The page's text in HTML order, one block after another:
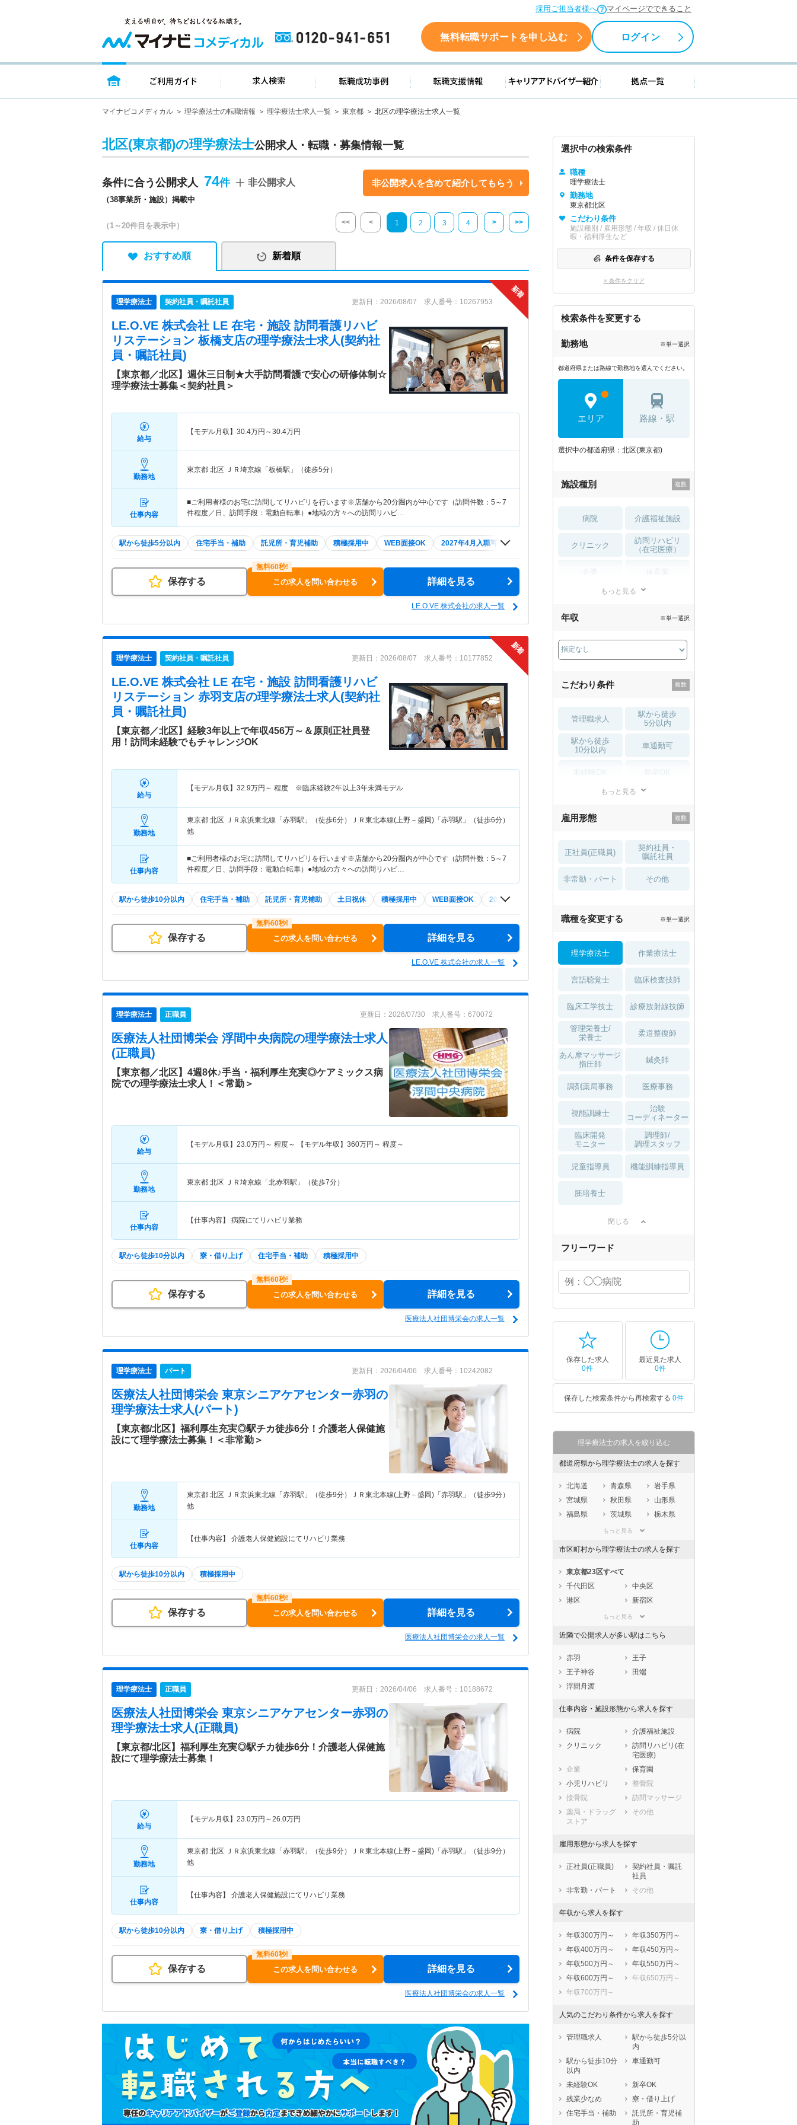
採用ご担当者様へ マイページでできること
0120-941-651 無料転職サポートを申し込む ログイン
トップページ ご利用ガイド 求人検索 転職成功事例 転職支援情報 キャリアアドバイザー紹介 拠点一覧
マイナビコメディカル 理学療法士の転職情報 理学療法士求人一覧 東京都 北区の理学療法士求人一覧
北区(東京都)の理学療法士公開求人・転職・募集情報一覧
条件に合う公開求人 74
（38事業所・施設）掲載中
非公開求人 非公開求人を含めて紹介してもらう
（1～20件目を表示中） << < 1 2 3 4 > >>
おすすめ順 新着順
理学療法士 契約社員・嘱託社員 更新日：2026/08/07 求人番号：10267953
LE.O.VE 株式会社 LE 在宅・施設 訪問看護リハビ
リステーション 板橋支店の理学療法士求人(契約社
員・嘱託社員)
【東京都／北区】週休三日制★大手訪問看護で安心の研修体制☆
理学療法士募集＜契約社員＞
給与
【モデル月収】 30.4万円～30.4万円
勤務地
東京都 北区 ＪＲ埼京線「板橋駅」（徒歩5分）
仕事内容
■ご利用者様のお宅に訪問してリハビリを行います※店舗から20分圏内が中心です（訪問件数：5～7
件程度／日、訪問手段：電動自転車）●地域の方々への訪問リハビ…
駅から徒歩5分以内 住宅手当・補助 託児所・育児補助 積極採用中 WEB面接OK 2027年4月入職可 1月入職可
保存する この求人を問い合わせる 詳細を見る
LE.O.VE 株式会社の求人一覧
理学療法士 契約社員・嘱託社員 更新日：2026/08/07 求人番号：10177852
LE.O.VE 株式会社 LE 在宅・施設 訪問看護リハビ
リステーション 赤羽支店の理学療法士求人(契約社
員・嘱託社員)
【東京都／北区】経験3年以上で年収456万～＆原則正社員登
用！訪問未経験でもチャレンジOK
給与
【モデル月収】 32.9万円～ 程度 ※臨床経験2年以上3年未満モデル
勤務地
東京都 北区 ＪＲ京浜東北線「赤羽駅」（徒歩6分）ＪＲ東北本線(上野－盛岡)「赤羽駅」（徒歩6分）
他
仕事内容
■ご利用者様のお宅に訪問してリハビリを行います※店舗から20分圏内が中心です（訪問件数：5～7
件程度／日、訪問手段：電動自転車）●地域の方々への訪問リハビ…
駅から徒歩10分以内 住宅手当・補助 託児所・育児補助 土日祝休 積極採用中 WEB面接OK 2027年4月入職可
保存する この求人を問い合わせる 詳細を見る
LE.O.VE 株式会社の求人一覧
理学療法士 正職員 更新日：2026/07/30 求人番号：670072
医療法人社団博栄会 浮間中央病院の理学療法士求人
(正職員)
【東京都／北区】4週8休♪手当・福利厚生充実◎ケアミックス病
院での理学療法士求人！＜常勤＞
給与
【モデル月収】 23.0万円～ 程度～ 【モデル年収】 360万円～ 程度～
勤務地
東京都 北区 ＪＲ埼京線「北赤羽駅」（徒歩7分）
仕事内容
【仕事内容】 病院にてリハビリ業務
駅から徒歩10分以内 寮・借り上げ 住宅手当・補助 積極採用中
保存する この求人を問い合わせる 詳細を見る
医療法人社団博栄会の求人一覧
理学療法士 パート 更新日：2026/04/06 求人番号：10242082
医療法人社団博栄会 東京シニアケアセンター赤羽の
理学療法士求人(パート)
【東京都/北区】福利厚生充実◎駅チカ徒歩6分！介護老人保健施
設にて理学療法士募集！＜非常勤＞
勤務地
東京都 北区 ＪＲ京浜東北線「赤羽駅」（徒歩9分）ＪＲ東北本線(上野－盛岡)「赤羽駅」（徒歩9分）
他
仕事内容
【仕事内容】 介護老人保健施設にてリハビリ業務
駅から徒歩10分以内 積極採用中
保存する この求人を問い合わせる 詳細を見る
医療法人社団博栄会の求人一覧
理学療法士 正職員 更新日：2026/04/06 求人番号：10188672
医療法人社団博栄会 東京シニアケアセンター赤羽の
理学療法士求人(正職員)
【東京都/北区】福利厚生充実◎駅チカ徒歩6分！介護老人保健施
設にて理学療法士募集！
給与
【モデル月収】 23.0万円～26.0万円
勤務地
東京都 北区 ＪＲ京浜東北線「赤羽駅」（徒歩9分）ＪＲ東北本線(上野－盛岡)「赤羽駅」（徒歩9分）
他
仕事内容
【仕事内容】 介護老人保健施設にてリハビリ業務
駅から徒歩10分以内 寮・借り上げ 積極採用中
保存する この求人を問い合わせる 詳細を見る
医療法人社団博栄会の求人一覧
選択中の検索条件
職種
理学療法士
勤務地
東京都北区
こだわり条件
施設種別 / 雇用形態 / 年収 / 休日休
暇・福利厚生など
条件を保存する
× 条件をクリア
検索条件を変更する
勤務地 ※単一選択
都道府県または路線で勤務地を選んでください。
エリア 路線・駅
選択中の都道府県：北区(東京都)
施設種別
病院 介護福祉施設
クリニック
訪問リハビリ
（在宅医療）
薬局・
もっと見る
年収 ※単一選択
こだわり条件
管理職求人
駅から徒歩
5分以内
駅から徒歩
10分以内
車通勤可
住宅手当・補助
土日祝休 無資格 OK
積極採用中 WEB面接OK
もっと見る
雇用形態
正社員(正職員)
契約社員・
嘱託社員
非常勤・パート その他
職種を変更する ※単一選択
理学療法士 作業療法士
言語聴覚士 臨床検査技師
臨床工学技士 診療放射線技師
管理栄養士/
栄養士
柔道整復師
あん摩マッサージ
指圧師
鍼灸師
調剤薬局事務 医療事務
視能訓練士
治験
コーディネーター
臨床開発
モニター
調理師/
調理スタッフ
児童指導員 機能訓練指導員
胚培養士
閉じる
フリーワード
保存した求人
0件
最近見た求人
0件
保存した検索条件から再検索する 0件
理学療法士の求人を絞り込む
都道府県から理学療法士の求人を探す
北海道 青森県
岩手県
宮城県
秋田県
山形県
福島県
茨城県
栃木県
埼玉県
石川県
福井県
静岡県
愛知県
滋賀県
京都府
奈良県
香川県
愛媛県
福岡県
佐賀県
熊本県
もっと見る
市区町村から理学療法士の求人を探す
東京都23区すべて
千代田区
中央区
港区
新宿区
台東区
大田区
世田谷区
渋谷区
中野区
杉並区
板橋区
練馬区
足立区
葛飾区
江戸川区
八王子市
立川市
武蔵野市
三鷹市
青梅市
府中市
昭島市
調布市
小平市
日野市
国立市
福生市
狛江市
東大和市
武蔵村山市
町
西多摩郡檜原村
西多摩郡奥多摩
新島村
神津島村
三宅村
御蔵島村
青ヶ島村
小笠原村
もっと見る
近隣で公開求人が多い駅はこちら
赤羽
王子
王子神谷
田端
浮間舟渡
仕事内容・施設形態から求人を探す
病院
介護福祉施設
クリニック
訪問リハビリ(在
宅医療)
企業
保育園
小児リハビリ
整骨院
接骨院
訪問マッサージ
薬局・ドラッグ
ストア
その他
雇用形態から求人を探す
正社員(正職員)
契約社員・嘱託
社員
非常勤・パート
その他
年収から求人を探す
年収300万円～
年収350万円～
年収400万円～
年収450万円～
年収500万円～
年収550万円～
年収600万円～
年収650万円～
年収700万円～
人気のこだわり条件から求人を探す
管理職求人
駅から徒歩5分以
内
駅から徒歩10分
以内
車通勤可
未経験OK
新卒OK
残業少なめ
寮・借り上げ
住宅手当・補助
託児所・育児補
助